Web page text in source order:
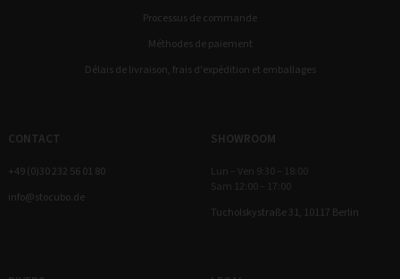
Processus de commande
Méthodes de paiement
Délais de livraison, frais d'expédition et emballages
CONTACT
+49 (0)30 232 56 01 80
info@stocubo.de
SHOWROOM
Lun – Ven 9:30 – 18:00
Sam 12:00 – 17:00
Tucholskystraße 31, 10117 Berlin